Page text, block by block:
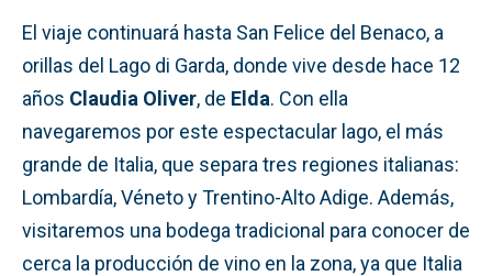
El viaje continuará hasta San Felice del Benaco, a
orillas del Lago di Garda, donde vive desde hace 12
años Claudia Oliver, de Elda. Con ella
navegaremos por este espectacular lago, el más
grande de Italia, que separa tres regiones italianas:
Lombardía, Véneto y Trentino-Alto Adige. Además,
visitaremos una bodega tradicional para conocer de
cerca la producción de vino en la zona, ya que Italia